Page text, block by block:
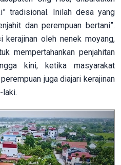
tradisional. Inilah desa yang
dan perempuan bertani”.
oleh nenek moyang,
mempertahankan penjahitan
kini, ketika masyarakat
juga diajari kerajinan
laki.